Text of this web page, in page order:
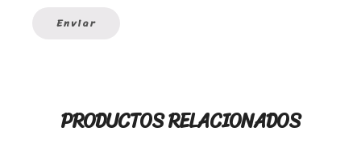
PRODUCTOS RELACIONADOS